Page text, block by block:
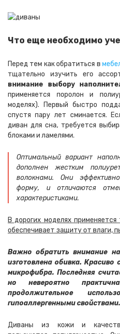
Что еще необходимо
Перед тем как обратиться в
тщательно изучить его
внимание выбору
применяется поролон и
моделях). Первый быстро
спустя пару лет сминается.
диван для сна, требуется
блоками и ламелями.
Оптимальный вариант
дополнен жестким
волокнами. Они
форму, и отличаются
характеристиками.
В дорогих моделях
обеспечивает защиту от влаги,
Важно обратить внимание
изготовлена обивка. Красиво
микрофибра. Последняя
но невероятно
продолжительное
гипоаллергенными свойствами.
Диваны из кожи и